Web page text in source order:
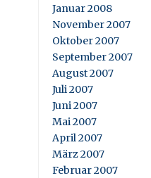
Januar 2008
November 2007
Oktober 2007
September 2007
August 2007
Juli 2007
Juni 2007
Mai 2007
April 2007
März 2007
Februar 2007